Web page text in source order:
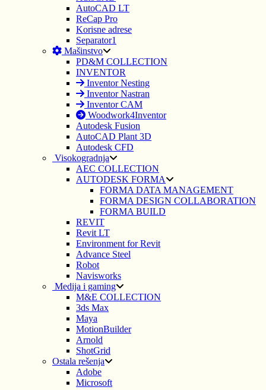
AutoCAD LT
ReCap Pro
Korisne adrese
Separator1
Mašinstvo
PD&M COLLECTION
INVENTOR
Inventor Nesting
Inventor Nastran
Inventor CAM
Woodwork4Inventor
Autodesk Fusion
AutoCAD Plant 3D
Autodesk CFD
Visokogradnja
AEC COLLECTION
AUTODESK FORMA
FORMA DATA MANAGEMENT
FORMA DESIGN COLLABORATION
FORMA BUILD
REVIT
Revit LT
Environment for Revit
Advance Steel
Robot
Navisworks
Medija i gaming
M&E COLLECTION
3ds Max
Maya
MotionBuilder
Arnold
ShotGrid
Ostala rešenja
Adobe
Microsoft